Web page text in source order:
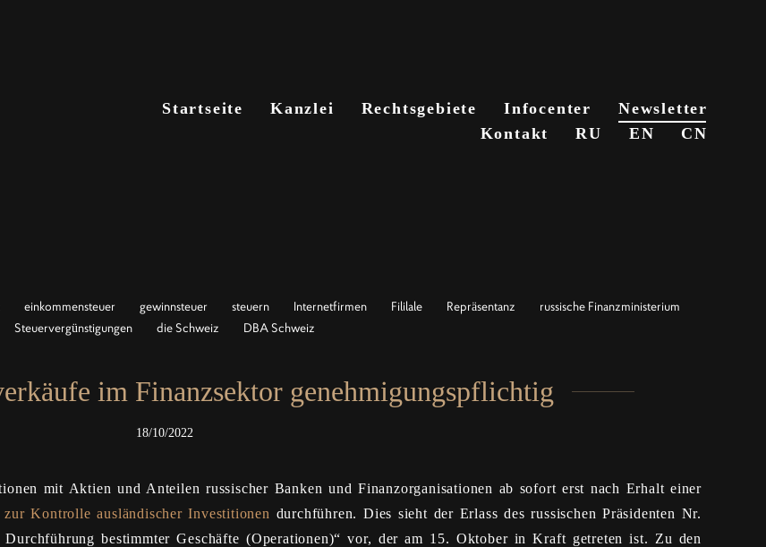
Startseite Kanzlei Rechtsgebiete Infocenter
Newsletter
Kontakt
RU EN CN
Startseite Kanzlei Rechtsgebiete Infocenter
Newsletter
Kontakt
RU EN CN
einkommensteuer gewinnsteuer steuern Internetfirmen Fililale Repräsentanz
russische Finanzministerium
Steuervergünstigungen
die Schweiz DBA Schweiz
im Finanzsektor genehmigungspflichtig
18/10/2022
mit Aktien und Anteilen russischer Banken und Finanzorganisationen ab sofort erst nach Erhalt einer
Kontrolle ausländischer Investitionen durchführen. Dies sieht der Erlass des russischen Präsidenten Nr.
bestimmter Geschäfte (Operationen)“ vor, der am 15. Oktober in Kraft getreten ist. Zu den